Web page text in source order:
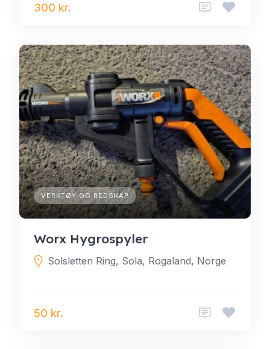
300 kr.
VERKTØY OG REDSKAP
Worx Hygrospyler
Solsletten Ring, Sola, Rogaland, Norge
50 kr.